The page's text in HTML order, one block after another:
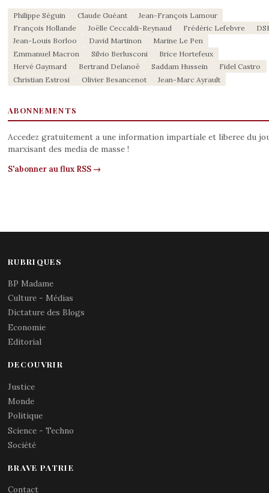
Philippe Séguin Claude Guéant
Jean-François Lamour
François Hollande
Joëlle Ceccaldi-Reynaud Frédéric Lefebvre
Jean-Louis Borloo
David Martinon
Marine Le Pen
Emmanuel Macron
Silvio Berlusconi
Brice Hortefeux
Hervé Gaymard
Bertrand Delanoë Saddam Hussein
Fidel Castro
Christian Estrosi
Olivier Besancenot Jean-Marc Ayrault
ABONNEMENTS
Accedez gratuitement a une information impartiale et liberee du
marxisant des media de masse !
S'abonner au flux RSS →
RUBRIQUES
BP Madame
Culture - Médias
Dictature des Blogs
Economie
Editorial
DECOUVRIR
Justice
Monde
Politique
Science - Techno
Société
BRAVE PATRIE
Contact